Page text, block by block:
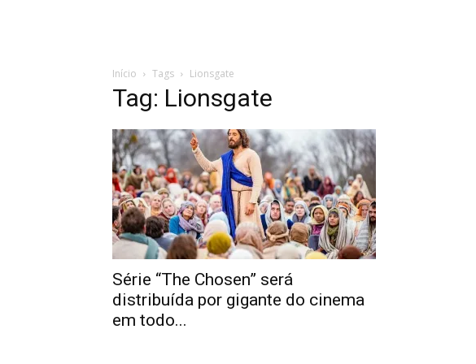
Início Tags Lionsgate
Tag: Lionsgate
Série “The Chosen” será
distribuída por gigante do cinema
em todo...